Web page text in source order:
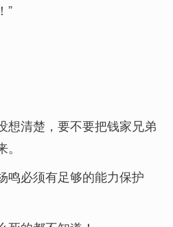
”
想清楚，要不要把钱家兄弟
鸣必须有足够的能力保护